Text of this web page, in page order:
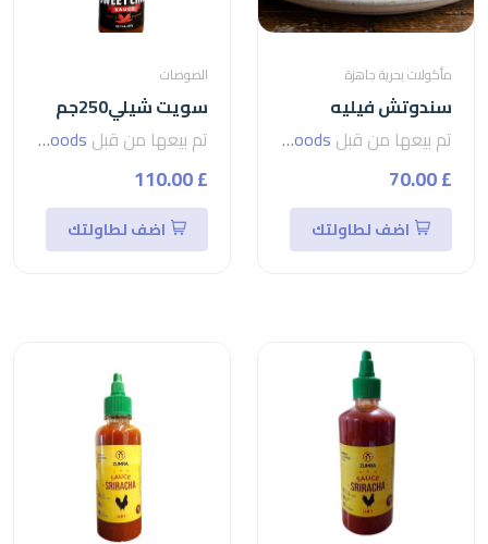
مأكولات بحرية جاهزة
سندوتش فيليه
تم بيعها من قبل seven foods
£ 70.00
اضف لطاولتك
الصوصات
سويت شيلي250جم
تم بيعها من قبل seven foods
£ 110.00
اضف لطاولتك